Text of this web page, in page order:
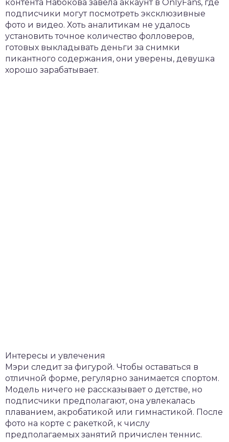
контента Набокова завела аккаунт в OnlyFans, где
подписчики могут посмотреть эксклюзивные
фото и видео. Хоть аналитикам не удалось
установить точное количество фолловеров,
готовых выкладывать деньги за снимки
пикантного содержания, они уверены, девушка
хорошо зарабатывает.
Интересы и увлечения
Мэри следит за фигурой. Чтобы оставаться в
отличной форме, регулярно занимается спортом.
Модель ничего не рассказывает о детстве, но
подписчики предполагают, она увлекалась
плаванием, акробатикой или гимнастикой. После
фото на корте с ракеткой, к числу
предполагаемых занятий причислен теннис.